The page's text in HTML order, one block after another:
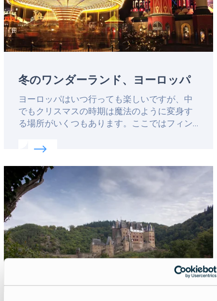
冬のワンダーランド、ヨーロッパ
Lead
ヨーロッパはいつ行っても楽しいですが、中
でもクリスマスの時期は魔法のように変身す
る場所がいくつもあります。ここではフィン
ところにあるクリスマス・マーケットの魅力
のクリスマス・マーケットを訪れてみてくだ
さい。
Read more about:
Featured
image